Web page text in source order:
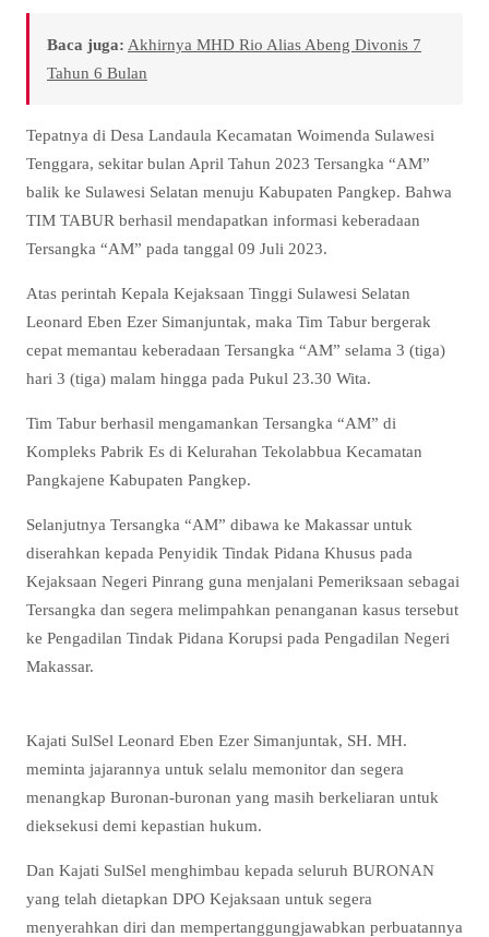
Baca juga: Akhirnya MHD Rio Alias Abeng Divonis 7
Tahun 6 Bulan
Tepatnya di Desa Landaula Kecamatan Woimenda Sulawesi
Tenggara, sekitar bulan April Tahun 2023 Tersangka “AM”
balik ke Sulawesi Selatan menuju Kabupaten Pangkep. Bahwa
TIM TABUR berhasil mendapatkan informasi keberadaan
Tersangka “AM” pada tanggal 09 Juli 2023.
Atas perintah Kepala Kejaksaan Tinggi Sulawesi Selatan
Leonard Eben Ezer Simanjuntak, maka Tim Tabur bergerak
cepat memantau keberadaan Tersangka “AM” selama 3 (tiga)
hari 3 (tiga) malam hingga pada Pukul 23.30 Wita.
Tim Tabur berhasil mengamankan Tersangka “AM” di
Kompleks Pabrik Es di Kelurahan Tekolabbua Kecamatan
Pangkajene Kabupaten Pangkep.
Selanjutnya Tersangka “AM” dibawa ke Makassar untuk
diserahkan kepada Penyidik Tindak Pidana Khusus pada
Kejaksaan Negeri Pinrang guna menjalani Pemeriksaan sebagai
Tersangka dan segera melimpahkan penanganan kasus tersebut
ke Pengadilan Tindak Pidana Korupsi pada Pengadilan Negeri
Makassar.
Kajati SulSel Leonard Eben Ezer Simanjuntak, SH. MH.
meminta jajarannya untuk selalu memonitor dan segera
menangkap Buronan-buronan yang masih berkeliaran untuk
dieksekusi demi kepastian hukum.
Dan Kajati SulSel menghimbau kepada seluruh BURONAN
yang telah dietapkan DPO Kejaksaan untuk segera
menyerahkan diri dan mempertanggungjawabkan perbuatannya